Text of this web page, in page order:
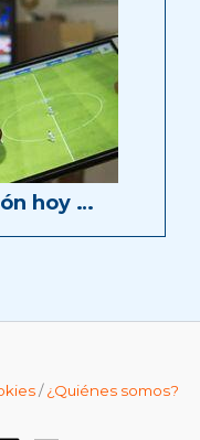
hoy …
/¿Quiénes somos?